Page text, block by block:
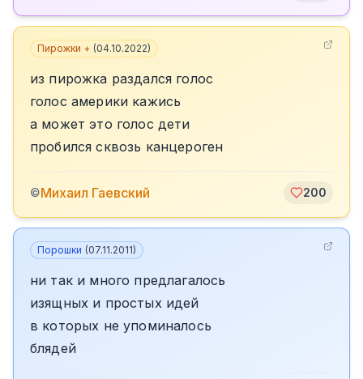
Пирожки + (04.10.2022)
из пирожка раздался голос
голос америки кажись
а может это голос дети
пробился сквозь канцероген
©Михаил Гаевский 200
Порошки (07.11.2011)
ни так и много предлагалось
изящных и простых идей
в которых не упоминалось
блядей